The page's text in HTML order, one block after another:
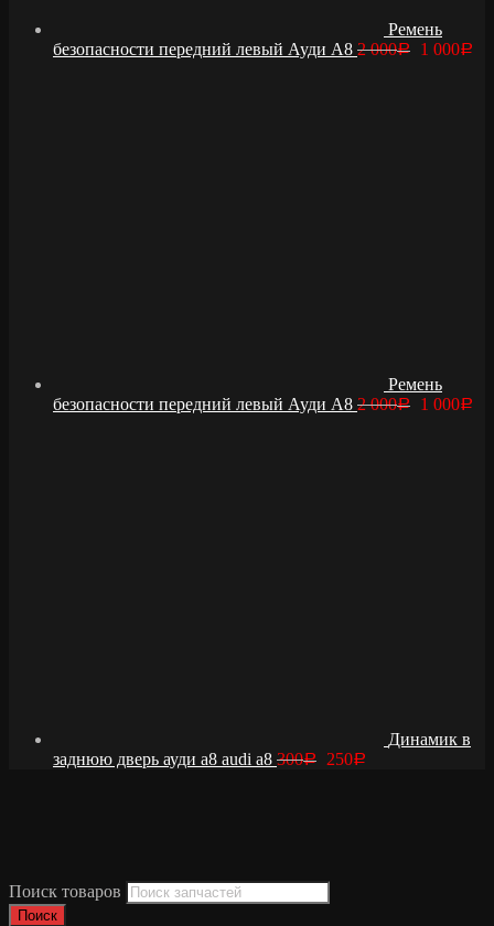
Ремень
безопасности передний левый Ауди А8 2 000Р 1 000Р
Ремень
безопасности передний левый Ауди А8 2 000Р 1 000Р
Динамик в
заднюю дверь ауди а8 audi a8 300Р 250Р
Поиск товаров
Поиск